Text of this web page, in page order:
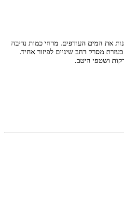
את המים העודפים. מרחי כמות נדיבה
מסרק רחב שיניים לפיזור אחיד.